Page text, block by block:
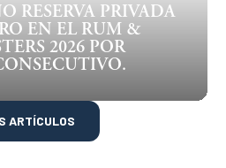
RESERVA PRIVADA
EN EL RUM &
2026 POR
ARTÍCULOS